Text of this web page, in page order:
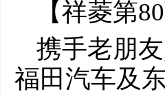
【祥菱第
携手老朋
福田汽车及